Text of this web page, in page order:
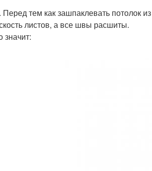
тем как зашпаклевать потолок
листов, а все швы расшиты.
значит: